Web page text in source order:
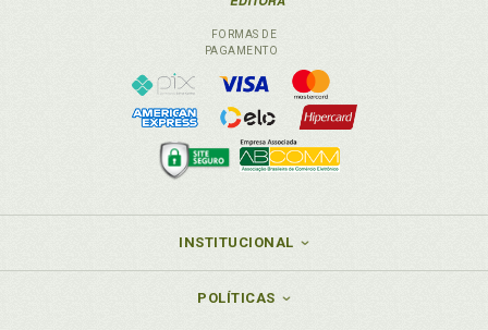
FORMAS DE
PAGAMENTO
INSTITUCIONAL
POLÍTICAS